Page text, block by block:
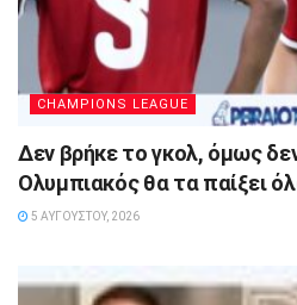
CHAMPIONS LEAGUE
Δεν βρήκε το γκολ, όμως
Ολυμπιακός θα τα παίξει
5 ΑΥΓΟΎΣΤΟΥ, 2026